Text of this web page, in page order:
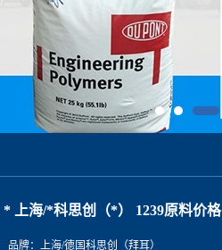
* 上海/*科思创（*） 1239原料价格
品牌： 上海/德国科思创（拜耳）